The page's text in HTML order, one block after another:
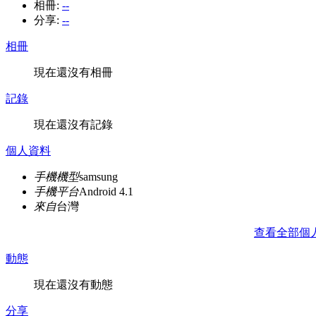
相冊: --
分享: --
相冊
現在還沒有相冊
記錄
現在還沒有記錄
個人資料
手機機型samsung
手機平台Android 4.1
來自台灣
查看全部個
動態
現在還沒有動態
分享